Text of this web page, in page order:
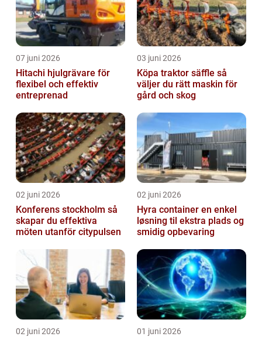
07 juni 2026
Hitachi hjulgrävare för
flexibel och effektiv
entreprenad
03 juni 2026
Köpa traktor säffle så
väljer du rätt maskin för
gård och skog
02 juni 2026
Konferens stockholm så
skapar du effektiva
möten utanför citypulsen
02 juni 2026
Hyra container en enkel
løsning til ekstra plads og
smidig opbevaring
02 juni 2026 01 juni 2026